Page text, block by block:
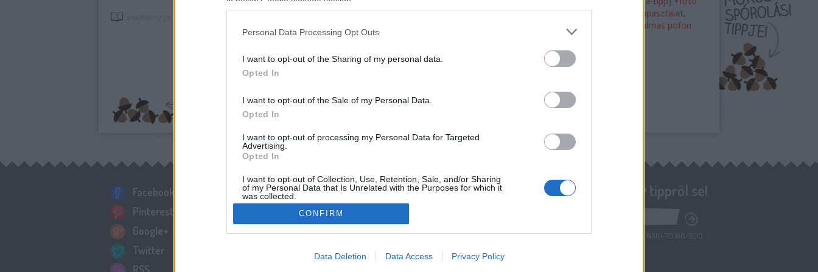
Personal Data Processing Opt Outs
I want to opt-out of the Sharing of my personal data.
Opted In
I want to opt-out of the Sale of my Personal Data.
Opted In
I want to opt-out of processing my Personal Data for Targeted
Advertising.
Opted In
I want to opt-out of Collection, Use, Retention, Sale, and/or Sharing
of my Personal Data that Is Unrelated with the Purposes for which it
was collected.
Opted Out
I want to allow Google to enable storage related to advertising like cookies on
CONFIRM
Data Deletion Data Access Privacy Policy
Klímával való fűtés: gyors tapasztalat,
fűtésköltség, plusz egy hatalmas pofon
Facebook
Pinterest
Google+
Twitter
Infó
Az oldalon található cikkeket
csak linkelj vissza. Mókuspuszi.
Ne maradj le egy tippről se!
adatkezelés nyilvántartási száma: NAIH-70346/2013